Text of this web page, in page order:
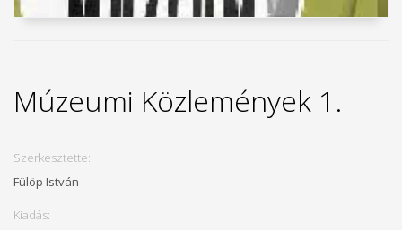
Múzeumi Közlemények 1.
Szerkesztette:
Fülöp István
Kiadás: